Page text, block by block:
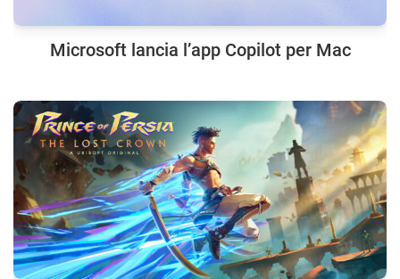
Microsoft lancia l’app Copilot per Mac